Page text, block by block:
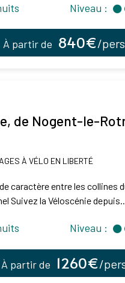
Niveau :
À partir de 840€/pers
de Nogent-le-
À VÉLO EN LIBERTÉ
caractère entre les collines
Suivez la Véloscénie
Niveau :
À partir de 1260€/